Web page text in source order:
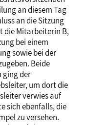
an diesem Tag
an die Sitzung
die Mitarbeiterin B,
bei einem
sowie bei der
Beide
ging der
um dort die
verwies auf
sich ebenfalls, die
zu versehen.